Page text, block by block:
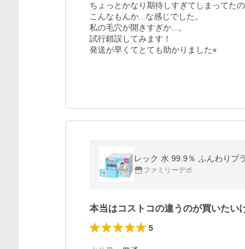
ちょっとかなり期待しすぎてしまってたの
こんなもんか...な感じでした。
私の毛穴が開きすぎか...。
試行錯誤してみます！
発送が早くてとても助かりました⭐︎
レック 水 99.9％ ふんわりプ
ファミリーデポ
本当はコストコの違うのが買いたい
5